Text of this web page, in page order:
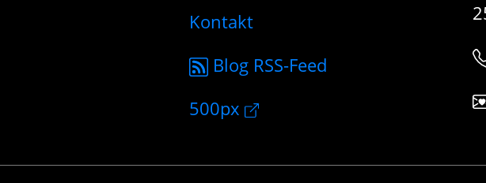
Kontakt
Blog RSS-Feed
500px